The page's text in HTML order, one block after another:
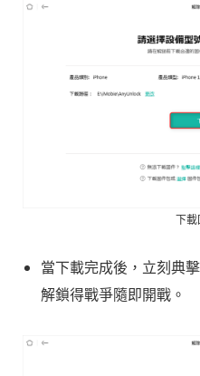
下載
當下載完成後，立刻典
解鎖得戰爭隨即開戰。